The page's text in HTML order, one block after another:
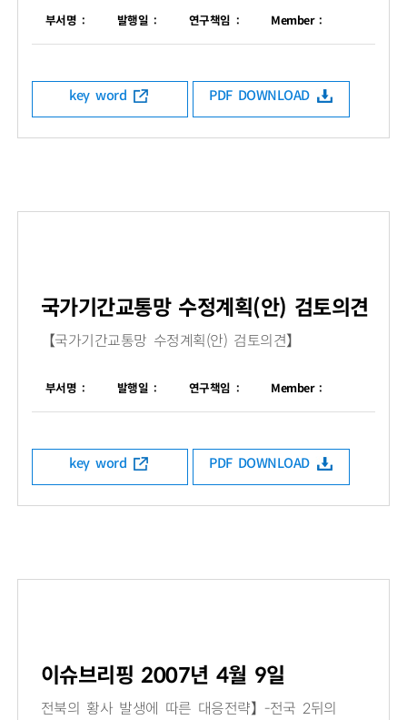
부서명 : 발행일 : 연구책임 : Member :
key word PDF DOWNLOAD
국가기간교통망 수정계획(안) 검토의견
【국가기간교통망 수정계획(안) 검토의견】
부서명 : 발행일 : 연구책임 : Member :
key word PDF DOWNLOAD
이슈브리핑 2007년 4월 9일
전북의 황사 발생에 따른 대응전략】-전국 2뒤의